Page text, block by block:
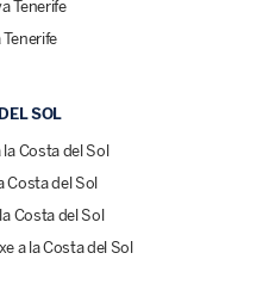
Tenerife
Tenerife
SOL
la Costa del Sol
Costa del Sol
Costa del Sol
a la Costa del Sol